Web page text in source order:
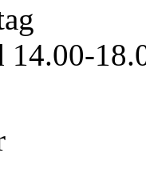
14.00-